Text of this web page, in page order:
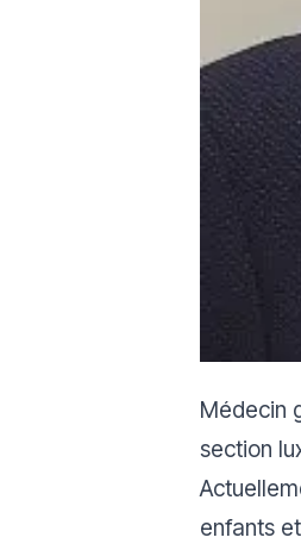
Médecin
section
enfants